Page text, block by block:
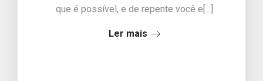
que é possível, e de repente você e[...]
Ler mais